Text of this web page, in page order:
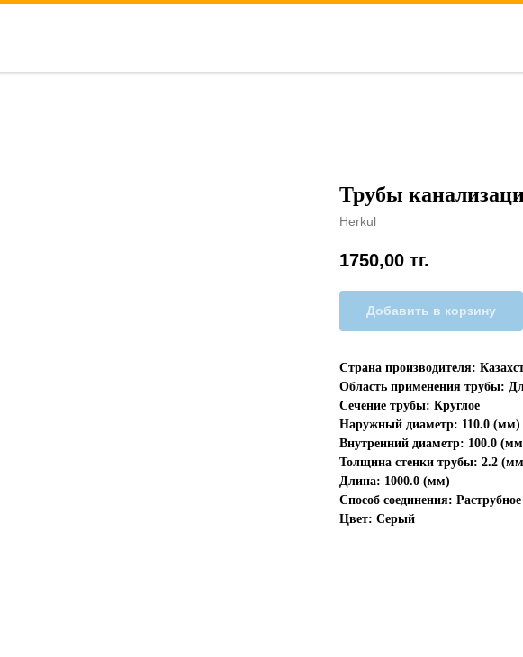
Трубы
Herkul
1750,00 тг.
Добавить в корзину
Страна производителя:
Область применения трубы:
Сечение трубы: Круглое
Наружный диаметр: 110.0 (мм)
Внутренний диаметр: 100.0
Толщина стенки трубы: 2.2
Длина: 1000.0 (мм)
Способ соединения: Раструбное
Цвет: Серый